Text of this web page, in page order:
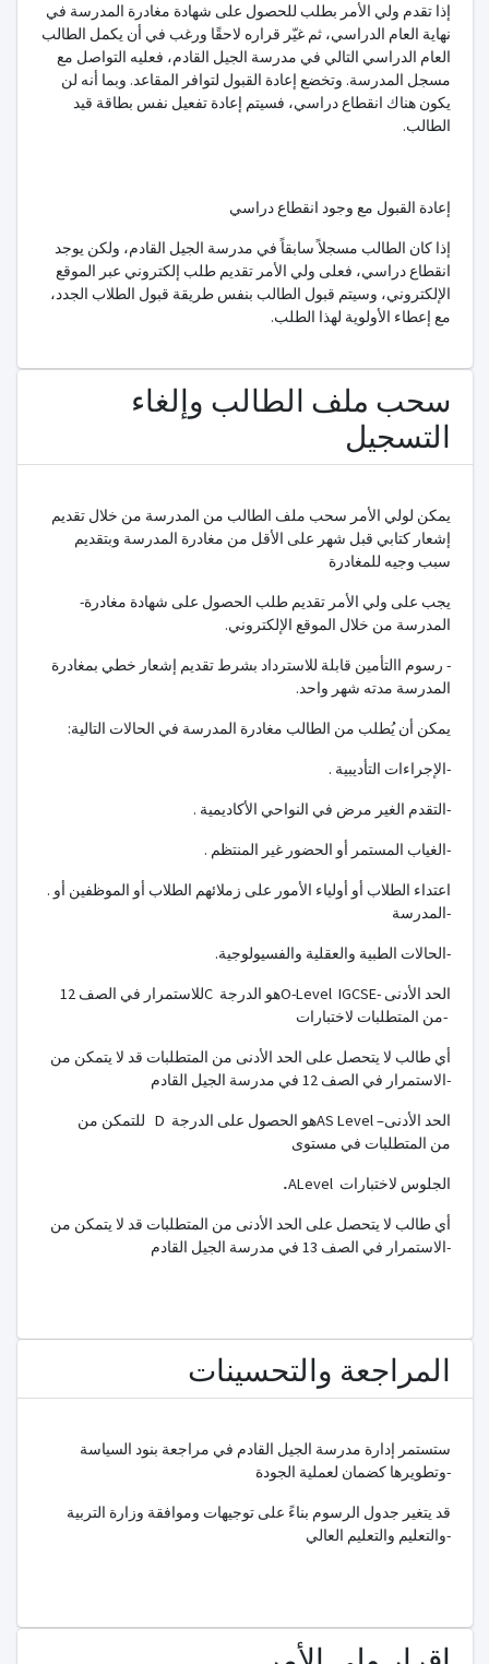
إذا تقدم ولي الأمر بطلب للحصول على شهادة مغادرة المدرسة في
نهاية العام الدراسي، ثم غيّر قراره لاحقًا ورغب في أن يكمل الطالب
العام الدراسي التالي في مدرسة الجيل القادم، فعليه التواصل مع
مسجل المدرسة. وتخضع إعادة القبول لتوافر المقاعد. وبما أنه لن
يكون هناك انقطاع دراسي، فسيتم إعادة تفعيل نفس بطاقة قيد
الطالب.
إعادة القبول مع وجود انقطاع دراسي
إذا كان الطالب مسجلاً سابقاً في مدرسة الجيل القادم، ولكن يوجد
انقطاع دراسي، فعلى ولي الأمر تقديم طلب إلكتروني عبر الموقع
الإلكتروني، وسيتم قبول الطالب بنفس طريقة قبول الطلاب الجدد،
مع إعطاء الأولوية لهذا الطلب.
سحب ملف الطالب وإلغاء
التسجيل
إشعار كتابي قبل شهر على الأقل من مغادرة المدرسة وبتقديم
سبب وجيه للمغادرة
-يجب على ولي الأمر تقديم طلب الحصول على شهادة مغادرة
المدرسة من خلال الموقع الإلكتروني.
- رسوم االتأمين قابلة للاسترداد بشرط تقديم إشعار خطي بمغادرة
المدرسة مدته شهر واحد.
:يمكن أن يُطلب من الطالب مغادرة المدرسة في الحالات التالية
. الإجراءات التأديبية-
. التقدم الغير مرض في النواحي الأكاديمية-
. الغياب المستمر أو الحضور غير المنتظم-
. اعتداء الطلاب أو أولياء الأمور على زملائهم الطلاب أو الموظفين أو
المدرسة-
.الحالات الطبية والعقلية والفسيولوجية-
من المتطلبات لاختبارات-
أي طالب لا يتحصل على الحد الأدنى من المتطلبات قد لا يتمكن من
الاستمرار في الصف 12 في مدرسة الجيل القادم-
من المتطلبات في مستوى
.ALevel الجلوس لاختبارات
أي طالب لا يتحصل على الحد الأدنى من المتطلبات قد لا يتمكن من
الاستمرار في الصف 13 في مدرسة الجيل القادم-
المراجعة والتحسينات
وتطويرها كضمان لعملية الجودة-
والتعليم والتعليم العالي-